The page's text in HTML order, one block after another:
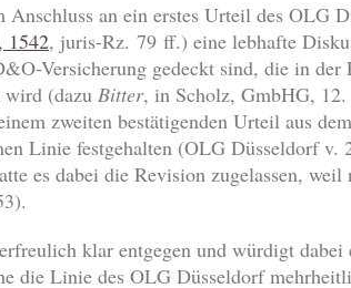
an ein erstes Urteil des OLG
1542, juris-Rz. 79 ff.) eine lebhafte
Versicherung gedeckt sind, die in der
wird (dazu Bitter, in Scholz, GmbHG,
zweiten bestätigenden Urteil aus
Linie festgehalten (OLG Düsseldorf
es dabei die Revision zugelassen,
klar entgegen und würdigt
die Linie des OLG Düsseldorf